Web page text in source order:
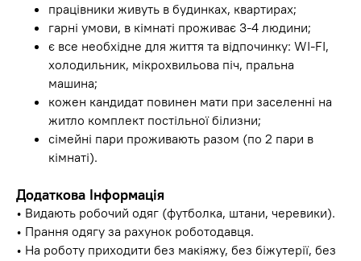
працівники живуть в будинках, квартирах;
гарні умови, в кімнаті проживає 3-4 людини;
є все необхідне для життя та відпочинку: WI-FI,
холодильник, мікрохвильова піч, пральна
машина;
кожен кандидат повинен мати при заселенні на
житло комплект постільної білизни;
сімейні пари проживають разом (по 2 пари в
кімнаті).
Додаткова Інформація
• Видають робочий одяг (футболка, штани, черевики).
• Прання одягу за рахунок роботодавця.
• На роботу приходити без макіяжу, без біжутерії, без